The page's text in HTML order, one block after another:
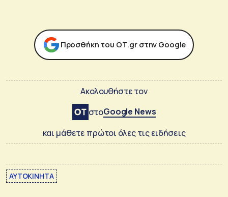
Προσθήκη του ΟΤ.gr στην Google
Ακολουθήστε τον
στοGoogle News
και μάθετε πρώτοι όλες τις ειδήσεις
ΑΥΤΟΚΙΝΗΤΑ